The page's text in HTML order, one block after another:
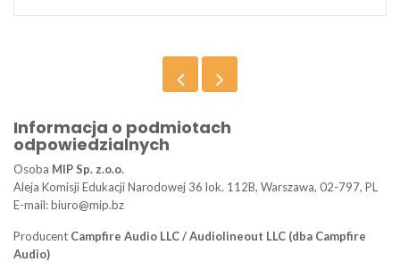
Informacja o podmiotach
odpowiedzialnych
Osoba MIP Sp. z.o.o.
Aleja Komisji Edukacji Narodowej 36 lok. 112B, Warszawa, 02-797, PL
E-mail: biuro@mip.bz
Producent Campfire Audio LLC / Audiolineout LLC (dba Campfire
Audio)